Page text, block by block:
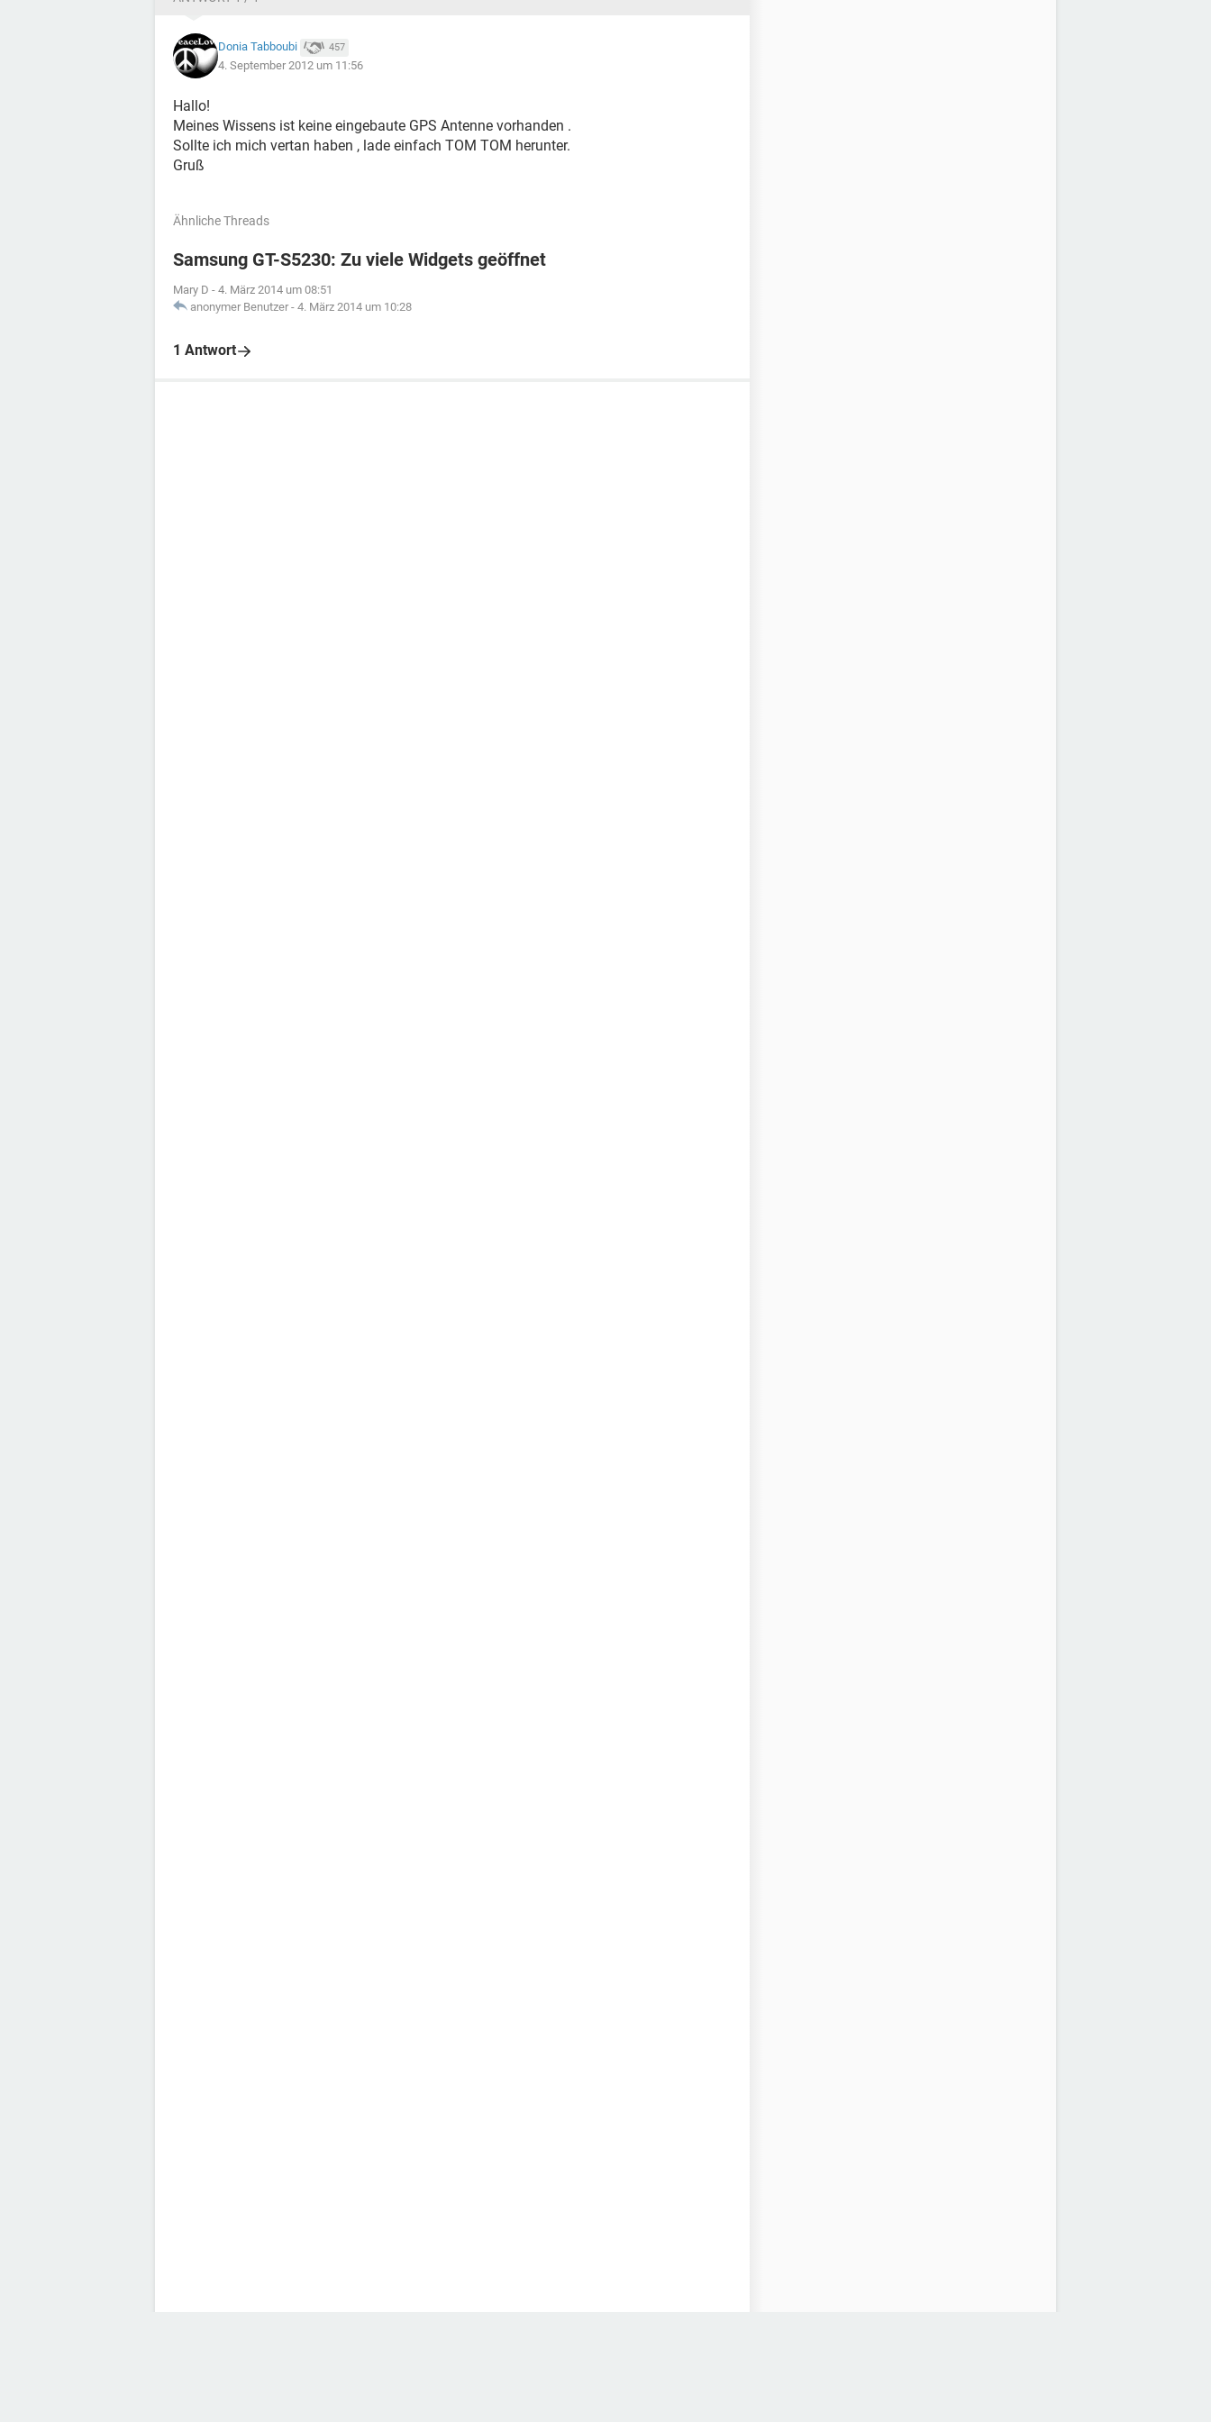
Donia Tabboubi 457
4. September 2012 um 11:56
Hallo!
Meines Wissens ist keine eingebaute GPS Antenne vorhanden .
Sollte ich mich vertan haben , lade einfach TOM TOM herunter.
Gruß
Ähnliche Threads
Samsung GT-S5230: Zu viele Widgets geöffnet
Mary D - 4. März 2014 um 08:51
anonymer Benutzer - 4. März 2014 um 10:28
1 Antwort